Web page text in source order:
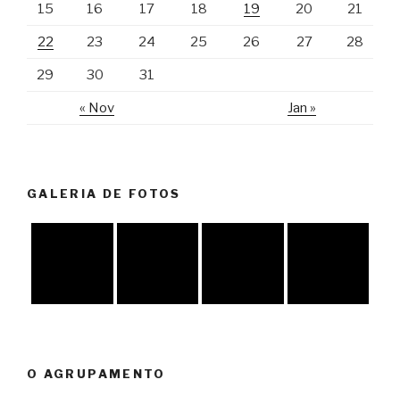
« Nov Jan »
15 16 17 18 19 20 21
22 23 24 25 26 27 28
29 30 31
GALERIA DE FOTOS
O AGRUPAMENTO